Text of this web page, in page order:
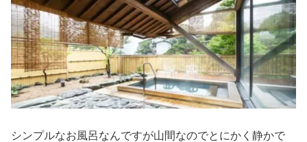
シンプルなお風呂なんですが山間なのでとにかく静かで